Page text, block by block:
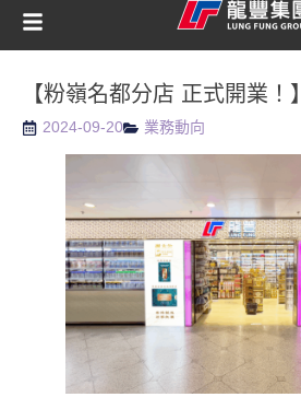
【粉嶺名都分店 正式開業！】
2024-09-20 業務動向